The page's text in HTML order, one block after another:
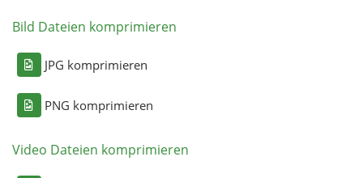
Bild Dateien komprimieren
JPG komprimieren
PNG komprimieren
Video Dateien komprimieren